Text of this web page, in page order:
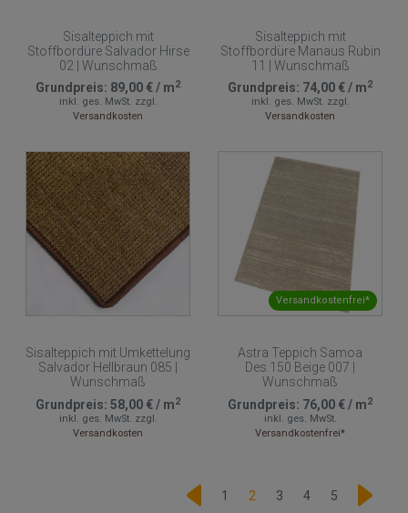
Sisalteppich mit
Stoffbordüre Salvador Hirse
02 | Wunschmaß
Grundpreis: 89,00 €/ m2
inkl. ges. MwSt. zzgl.
Versandkosten
Sisalteppich mit
Stoffbordüre Manaus Rubin
11 | Wunschmaß
Grundpreis: 74,00 €/ m2
inkl. ges. MwSt. zzgl.
Versandkosten
Sisalteppich mit Umkettelung
Salvador Hellbraun 085 |
Wunschmaß
Grundpreis: 58,00 €/ m2
inkl. ges. MwSt. zzgl.
Versandkosten
Versandkostenfrei*
Astra Teppich Samoa
Des.150 Beige 007 |
Wunschmaß
Grundpreis: 76,00 €/ m2
inkl. ges. MwSt.
Versandkostenfrei*
1 2 3 4 5